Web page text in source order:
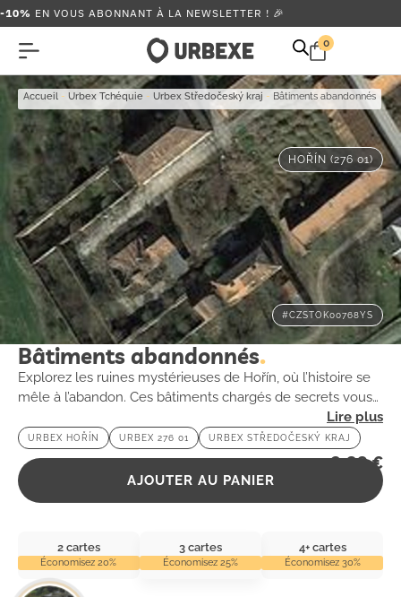
-10% EN VOUS ABONNANT À LA NEWSLETTER ! 🎉
0
Accueil - Urbex Tchéquie - Urbex Středočeský kraj - Bâtiments abandonnés
HOŘÍN (276 01)
#CZSTOK00768YS
Bâtiments abandonnés
Explorez les ruines mystérieuses de Hořín, où l’histoire se
mêle à l’abandon. Ces bâtiments chargés de secrets vous
URBEX HOŘÍN URBEX 276 01 URBEX STŘEDOČESKÝ KRAJ
2,99€
AJOUTER AU PANIER
2 cartes
Économisez 20%
3 cartes
Économisez 25%
4+ cartes
Économisez 30%